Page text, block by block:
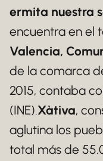
ermita nuestra
encuentra en el
Valencia,
de la comarca
2015, contaba
(INE).Xàtiva,
aglutina los
total más de